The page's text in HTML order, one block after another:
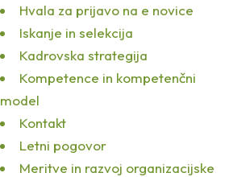
Hvala za prijavo na e novice
Iskanje in selekcija
Kadrovska strategija
Kompetence in kompetenčni
model
Kontakt
Letni pogovor
Meritve in razvoj organizacijske